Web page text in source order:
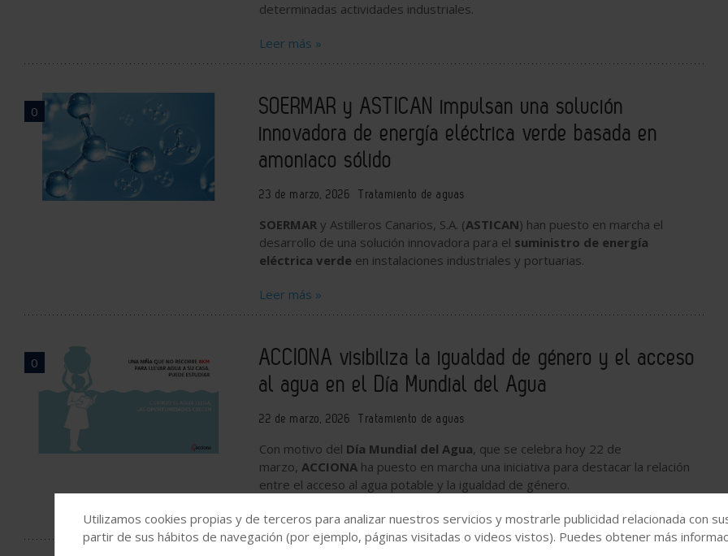
determinadas actividades industriales.
Leer más »
0
SOERMAR y ASTICAN impulsan una solución
innovadora de energía eléctrica verde basada en
amoniaco sólido
23 de marzo, 2026 Tratamiento de aguas
SOERMAR y Astilleros Canarios, S.A. (ASTICAN) han puesto en marcha el
desarrollo de una solución innovadora para el suministro de energía
eléctrica verde en instalaciones industriales y portuarias.
Leer más »
0
ACCIONA visibiliza la igualdad de género y el acceso
al agua en el Día Mundial del Agua
22 de marzo, 2026 Tratamiento de aguas
Con motivo del Día Mundial del Agua, que se celebra hoy 22 de
marzo,ACCIONA ha puesto en marcha una iniciativa para destacar la relación
entre el acceso al agua potable y la igualdad de género.
Leer más »
Utilizamos cookies propias y de terceros para analizar nuestros servicios y mostrarle publicidad relacionada con
partir de sus hábitos de navegación (por ejemplo, páginas visitadas o videos vistos). Puedes obtener más